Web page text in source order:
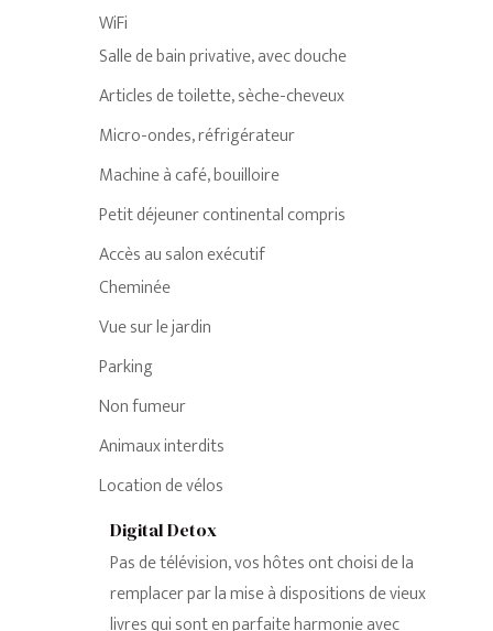
WiFi
Salle de bain privative, avec douche
Articles de toilette, sèche-cheveux
Micro-ondes, réfrigérateur
Machine à café, bouilloire
Petit déjeuner continental compris
Accès au salon exécutif
Cheminée
Vue sur le jardin
Parking
Non fumeur
Animaux interdits
Location de vélos
Digital Detox
Pas de télévision, vos hôtes ont choisi de la
remplacer par la mise à dispositions de vieux
livres qui sont en parfaite harmonie avec